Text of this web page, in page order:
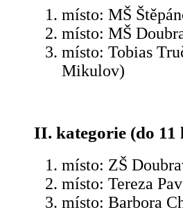
místo: MŠ
místo: MŠ
místo: Tobias
Mikulov)
II. kategorie (do 11
místo: ZŠ
místo: Tereza
místo: Barbora